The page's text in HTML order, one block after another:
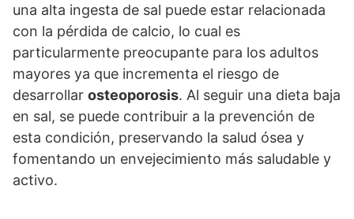
una alta ingesta de sal puede estar relacionada
con la pérdida de calcio, lo cual es
particularmente preocupante para los adultos
mayores ya que incrementa el riesgo de
desarrollar osteoporosis. Al seguir una dieta baja
en sal, se puede contribuir a la prevención de
esta condición, preservando la salud ósea y
fomentando un envejecimiento más saludable y
activo.